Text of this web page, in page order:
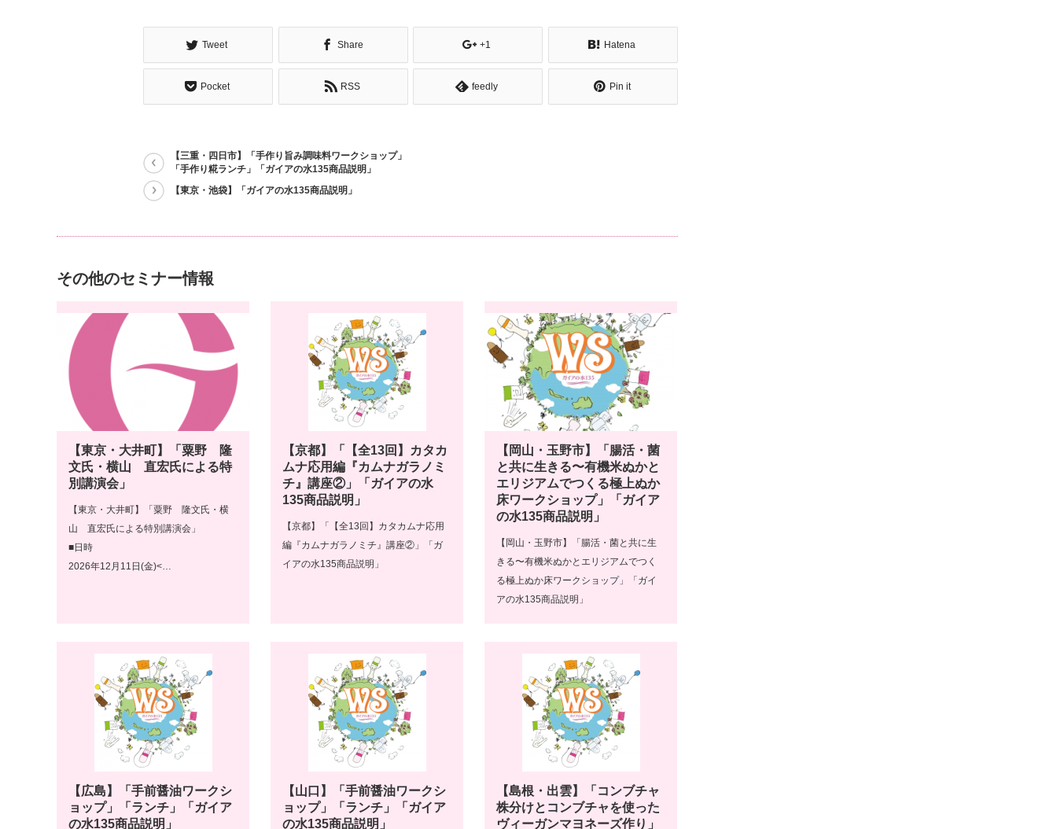
Tweet Share +1 Hatena
Pocket RSS feedly Pin it
【三重・四日市】「手作り旨み調味料ワークショップ」
「手作り糀ランチ」「ガイアの水135商品説明」
【東京・池袋】「ガイアの水135商品説明」
その他のセミナー情報
【東京・大井町】「粟野 隆
文氏・横山 直宏氏による特
別講演会」
【東京・大井町】「粟野 隆文氏・横
山 直宏氏による特別講演会」
■日時
2026年12月11日(金)<…
【京都】「【全13回】カタカ
ムナ応用編『カムナガラノミ
チ』講座②」「ガイアの水
135商品説明」
【京都】「【全13回】カタカムナ応用
編『カムナガラノミチ』講座②」「ガ
イアの水135商品説明」
【岡山・玉野市】「腸活・菌
と共に生きる〜有機米ぬかと
エリジアムでつくる極上ぬか
床ワークショップ」「ガイア
の水135商品説明」
【岡山・玉野市】「腸活・菌と共に生
きる〜有機米ぬかとエリジアムでつく
る極上ぬか床ワークショップ」「ガイ
アの水135商品説明」
【広島】「手前醤油ワークシ
ョップ」「ランチ」「ガイア
の水135商品説明」
【山口】「手前醤油ワークシ
ョップ」「ランチ」「ガイア
の水135商品説明」
【島根・出雲】「コンブチャ
株分けとコンブチャを使った
ヴィーガンマヨネーズ作り」